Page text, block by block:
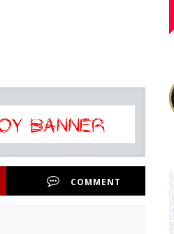
COMMENT